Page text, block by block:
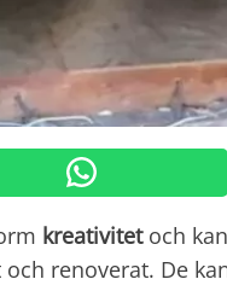
kreativitetoch
renoverat. De